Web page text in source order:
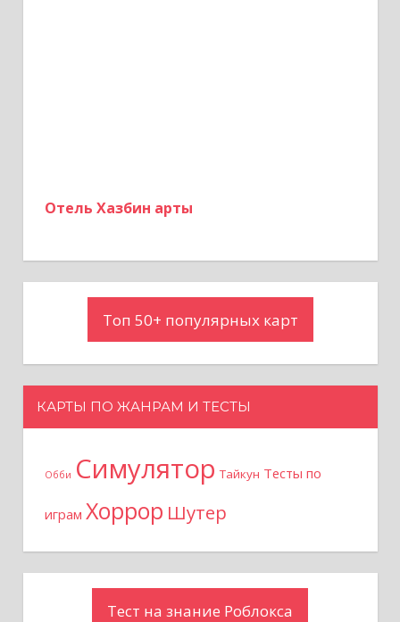
Отель Хазбин арты
Топ 50+ популярных карт
КАРТЫ ПО ЖАНРАМ И ТЕСТЫ
Обби Симулятор Тайкун Тесты по
играм Хоррор Шутер
Тест на знание Роблокса